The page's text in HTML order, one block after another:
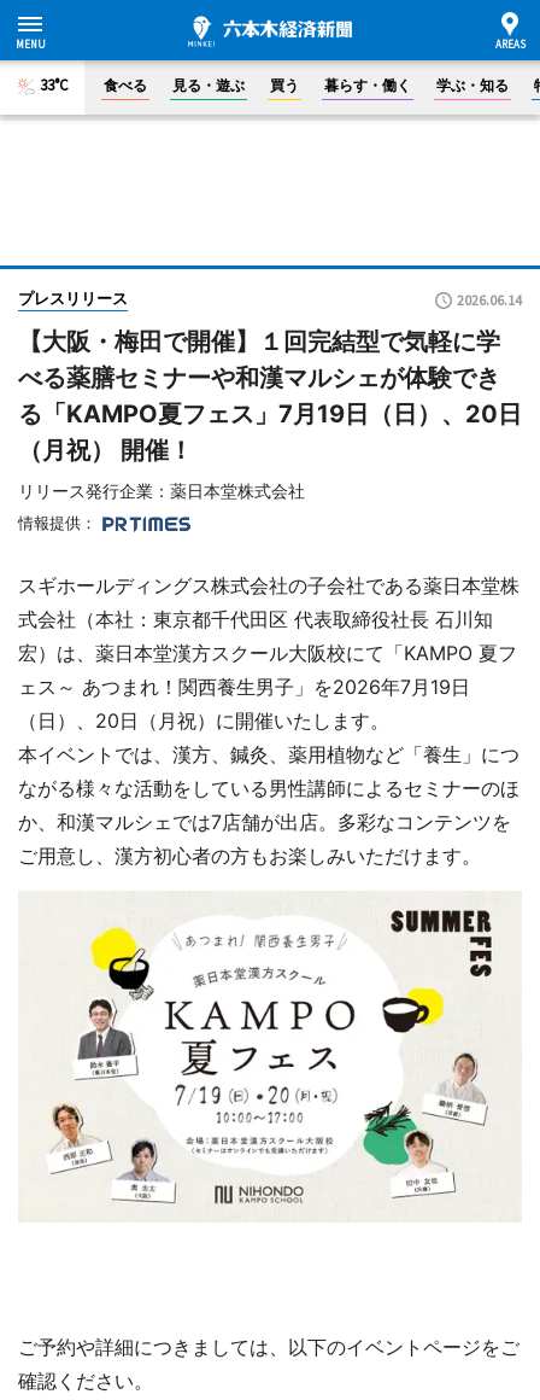
33°C 食べる 見る・遊ぶ 買う 暮らす・働く 学ぶ・知る
プレスリリース 2026.06.14
【大阪・梅田で開催】１回完結型で気軽に学
べる薬膳セミナーや和漢マルシェが体験でき
る「KAMPO夏フェス」7月19日（日）、20日
（月祝） 開催！
リリース発行企業：薬日本堂株式会社
情報提供：
スギホールディングス株式会社の子会社である薬日本堂株
式会社（本社：東京都千代田区 代表取締役社長 石川知
宏）は、薬日本堂漢方スクール大阪校にて「KAMPO 夏フ
ェス～ あつまれ！関西養生男子」を2026年7月19日
（日）、20日（月祝）に開催いたします。
本イベントでは、漢方、鍼灸、薬用植物など「養生」につ
ながる様々な活動をしている男性講師によるセミナーのほ
か、和漢マルシェでは7店舗が出店。多彩なコンテンツを
ご用意し、漢方初心者の方もお楽しみいただけます。
ご予約や詳細につきましては、以下のイベントページをご
確認ください。